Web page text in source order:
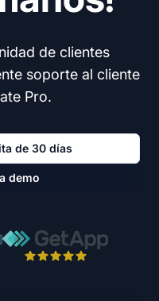
de clientes
soporte al cliente
Pro.
de 30 días
demo